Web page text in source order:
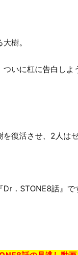
樹。
いに杠に告白し
復活させ、2人は
．STONE8話』で